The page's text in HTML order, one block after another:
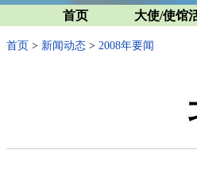
首页 大使/使馆
首页 > 新闻动态 > 2008年要闻